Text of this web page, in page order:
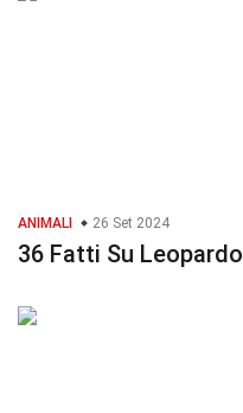
ANIMALI 26 Set 2024
36 Fatti Su Leopardo